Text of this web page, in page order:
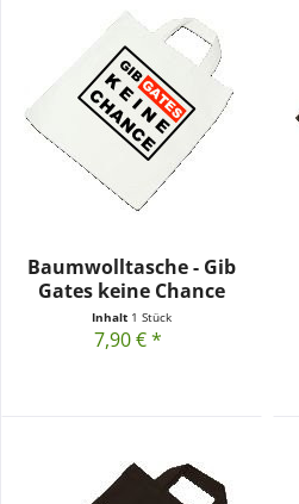
Baumwolltasche - Gib
Gates keine Chance
Inhalt 1 Stück
7,90 € *